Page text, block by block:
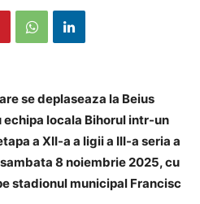
se deplaseaza la Beius
echipa locala Bihorul intr-un
a XII-a a ligii a III-a seria a
8 noiembrie 2025, cu
stadionul municipal Francisc